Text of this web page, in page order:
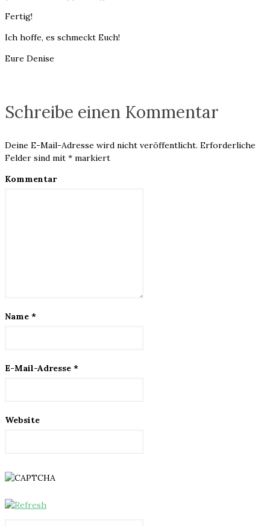
Fertig!
Ich hoffe, es schmeckt Euch!
Eure Denise
Schreibe einen Kommentar
Deine E-Mail-Adresse wird nicht veröffentlicht. Erforderliche
Felder sind mit * markiert
Kommentar
Name *
E-Mail-Adresse *
Website